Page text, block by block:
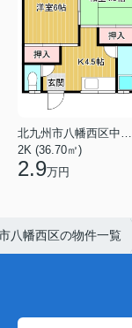
2K (36.70㎡)
2.9万円
八幡西区の物件一覧